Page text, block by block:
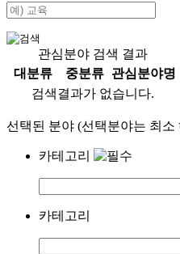
관심분야 검색 결과
대분류
중분류
관심분야명
검색결과가 없습니다.
선택된 분야 (선택분야는 최
카테고리
카테고리